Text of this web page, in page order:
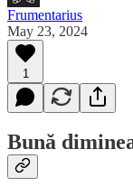
Frumentarius
May 23, 2024
1
Bună